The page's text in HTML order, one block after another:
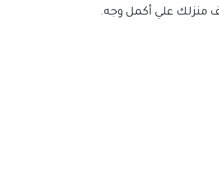
منزلك علي أكمل وجه.